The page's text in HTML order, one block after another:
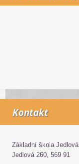
Kontakt
Základní škola Jedlová
Jedlová 260, 569 91